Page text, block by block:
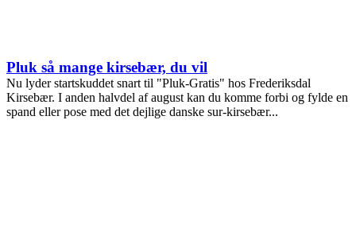
Pluk så mange kirsebær, du vil
Nu lyder startskuddet snart til "Pluk-Gratis" hos Frederiksdal
Kirsebær. I anden halvdel af august kan du komme forbi og fylde en
spand eller pose med det dejlige danske sur-kirsebær...